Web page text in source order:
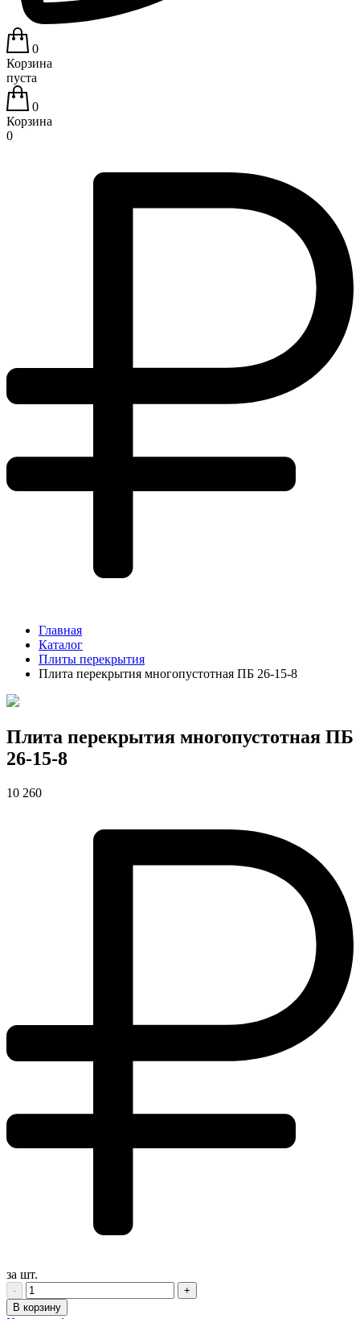
0
Корзина
пуста
0
Корзина
0
Главная
Каталог
Плиты перекрытия
Плита перекрытия многопустотная ПБ 26-15-8
Плита перекрытия многопустотная ПБ
26-15-8
10 260
за шт.
-
+
В корзину